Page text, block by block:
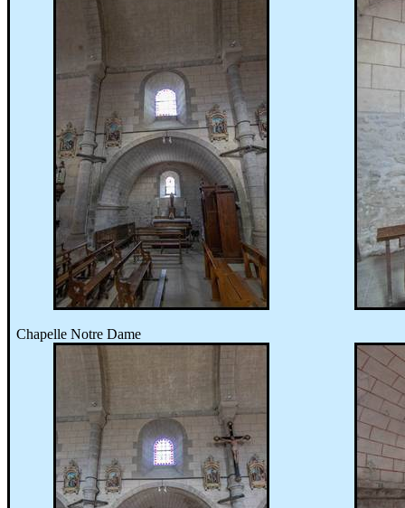
Chapelle Notre Dame